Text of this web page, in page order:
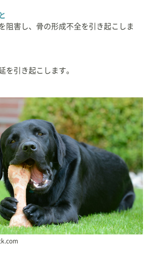
阻害し、骨の形成不全を引き起こしま
を引き起こします。